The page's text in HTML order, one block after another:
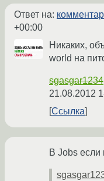
Ответ на:
+00:00
Никаких,
world на
sgasgar1234
21.08.2012
Ссылка
В Jobs если